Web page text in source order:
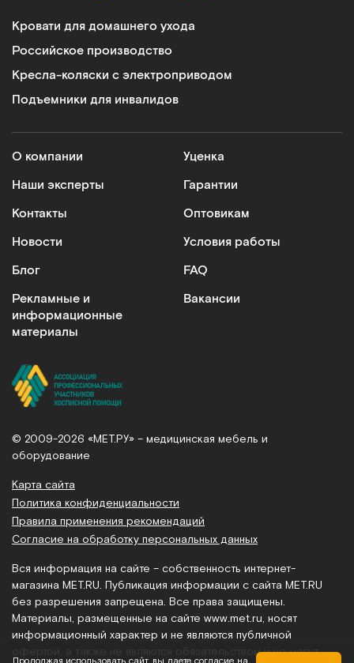
Кровати для домашнего ухода
Российское производство
Кресла-коляски с электроприводом
Подъемники для инвалидов
О компании
Наши эксперты
Контакты
Новости
Блог
Рекламные и
информационные
материалы
Уценка
Гарантии
Оптовикам
Условия работы
FAQ
Вакансии
© 2009-2026 «МЕТ.РУ» – медицинская мебель и
оборудование
Карта сайта
Политика конфиденциальности
Правила применения рекомендаций
Согласие на обработку персональных данных
Вся информация на сайте – собственность интернет-
магазина MET.RU. Публикация информации с сайта MET.RU
без разрешения запрещена. Все права защищены.
Материалы, размещенные на сайте www.met.ru , носят
информационный характер и не являются публичной
офертой, а также не являются обязательством и не могут
Продолжая использовать сайт, вы даете согласие на